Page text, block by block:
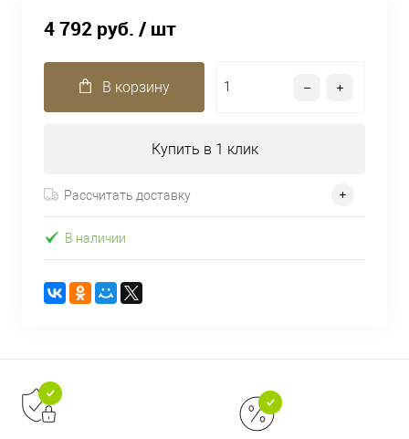
4 792 руб. / шт
В корзину
Купить в 1 клик
Рассчитать доставку
В наличии